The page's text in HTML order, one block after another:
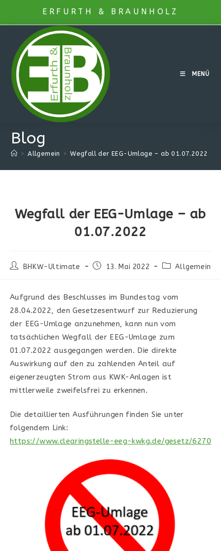
ERFURTH & BRAUNHOLZ
MENÜ
Blog
> Allgemein > Wegfall der EEG-Umlage – ab 01.07.2022
Wegfall der EEG-Umlage – ab
01.07.2022
Beitrags-
BHKW-Ultimate
Beitrag13. Mai 2022
Beitrags-
Allgemein
Aufgrund des Beschlusses im Bundestag vom
28.04.2022, den Gesetzesentwurf zur Reduzierung
der EEG-Umlage anzunehmen, kann nun vom
tatsächlichen Wegfall der EEG-Umlage zum
01.07.2022 ausgegangen werden. Die direkte
Auswirkung auf den zu zahlenden Anteil auf
eigenerzeugten Strom aus KWK-Anlagen ist
mittlerweile zweifelsfrei zu erkennen.
Die detaillierten Ausführungen finden Sie unter
folgendem Link:
https://www.clearingstelle-eeg-kwkg.de/gesetz/6270